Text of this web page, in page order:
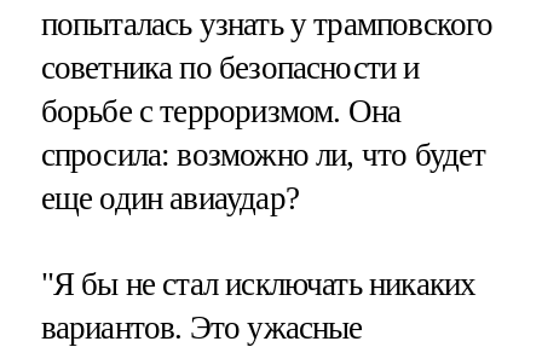
попыталась узнать у трамповского
советника по безопасности и
борьбе с терроризмом. Она
спросила: возможно ли, что будет
еще один авиаудар?
"Я бы не стал исключать никаких
вариантов. Это ужасные